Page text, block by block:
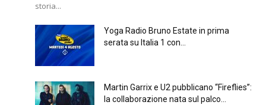
storia...
Yoga Radio Bruno Estate in prima
serata su Italia 1 con...
Martin Garrix e U2 pubblicano “Fireflies”:
la collaborazione nata sul palco...